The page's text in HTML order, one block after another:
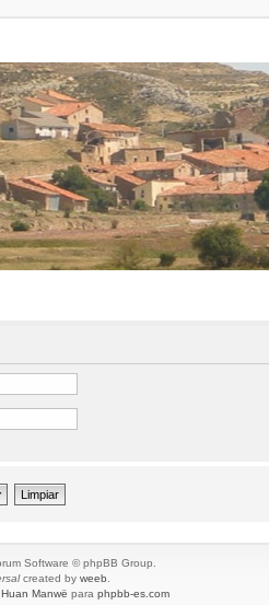
Software © phpBB Group.
created by weeb
Huan Manwë para phpbb-es.com